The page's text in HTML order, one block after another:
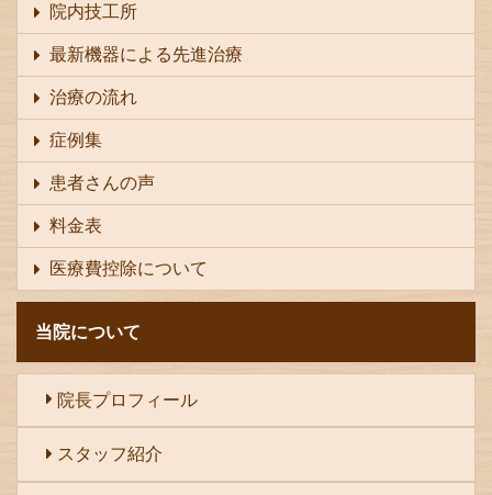
院内技工所
最新機器による先進治療
治療の流れ
症例集
患者さんの声
料金表
医療費控除について
当院について
院長プロフィール
スタッフ紹介